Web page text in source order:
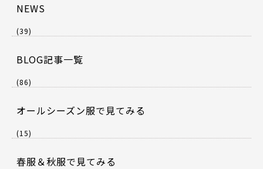
NEWS
(39)
BLOG記事一覧
(86)
オールシーズン服で見てみる
(15)
春服＆秋服で見てみる